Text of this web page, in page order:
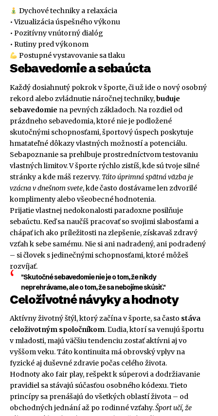
Dychové techniky a relaxácia
• Vizualizácia úspešného výkonu
• Pozitívny vnútorný dialóg
• Rutiny pred výkonom
Postupné vystavovanie sa tlaku
Sebavedomie a sebaúcta
Každý dosiahnutý pokrok v športe, či už ide o nový osobný
rekord alebo zvládnutie náročnej techniky,buduje
sebavedomie na pevných základoch. Na rozdiel od
prázdneho sebavedomia, ktoré nie je podložené
skutočnými schopnosťami, športový úspech poskytuje
hmatateľné dôkazy vlastných možností a potenciálu.
Sebapoznanie sa prehlbuje prostredníctvom testovaniu
vlastných limitov. V športe rýchlo zistíš, kde sú tvoje silné
stránky a kde máš rezervy. Táto úprimná spätná väzba je
vzácna v dnešnom svete, kde často dostávame len zdvorilé
komplimenty alebo všeobecné hodnotenia.
Prijatie vlastnej nedokonalosti paradoxne posilňuje
sebaúctu. Keď sa naučíš pracovať so svojimi slabosťami a
chápať ich ako príležitosti na zlepšenie, získavaš zdravý
vzťah k sebe samému. Nie si ani nadradený, ani podradený
– si človek s jedinečnými schopnosťami, ktoré môžeš
rozvíjať.
"Skutočné sebavedomie nie je o tom, že nikdy
neprehrávame, ale o tom, že sa nebojíme skúsiť."
Celoživotné návyky a hodnoty
Aktívny životný štýl, ktorý začína v športe, sa často stáva
celoživotným spoločníkom. Ľudia, ktorí sa venujú športu
v mladosti, majú väčšiu tendenciu zostať aktívni aj vo
vyššom veku. Táto kontinuita má obrovský vplyv na
fyzické aj duševné zdravie počas celého života.
Hodnoty ako fair play, rešpekt k súperovi a dodržiavanie
pravidiel sa stávajú súčasťou osobného kódexu. Tieto
princípy sa prenášajú do všetkých oblastí života – od
obchodných jednání až po rodinné vzťahy.Šport učí, že